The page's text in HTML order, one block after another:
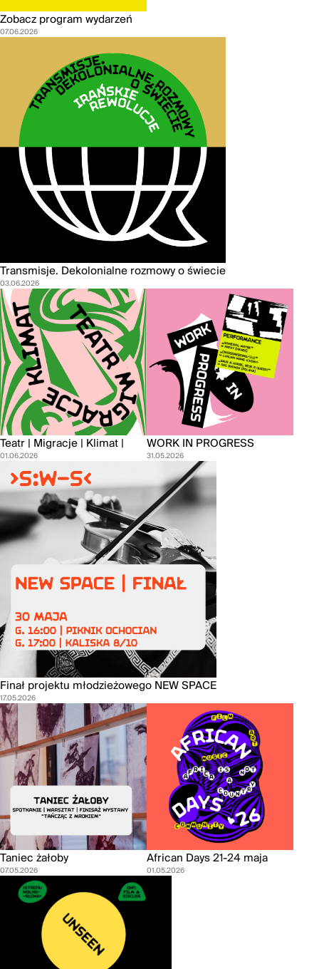
Zobacz program wydarzeń
07.06.2026
Transmisje. Dekolonialne rozmowy o świecie
03.06.2026
Teatr | Migracje | Klimat |
01.06.2026
WORK IN PROGRESS
31.05.2026
Finał projektu młodzieżowego NEW SPACE
17.05.2026
Taniec żałoby
07.05.2026
African Days 21-24 maja
01.05.2026